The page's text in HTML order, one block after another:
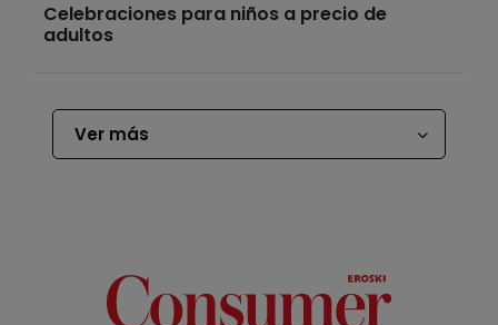
Celebraciones para niños a precio de
adultos
Ver más